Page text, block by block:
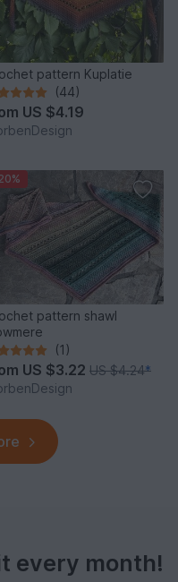
pattern Kuplatie
(44)
US $4.19
pattern shawl
(1)
US $3.22 US $4.24*
every month!